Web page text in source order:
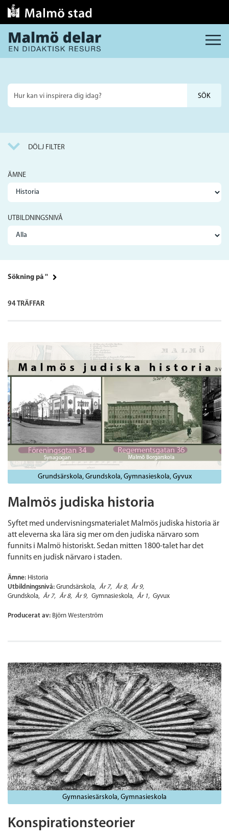
MENY
Sök
på
DÖLJ FILTER
ÄMNE
UTBILDNINGSNIVÅ
Sökning på ''
94 TRÄFFAR
Grundsärskola Grundskola Gymnasieskola Gyvux
Malmös judiska historia
Syftet med undervisningsmaterialet Malmös judiska historia är
att eleverna ska lära sig mer om den judiska närvaro som
funnits i Malmö historiskt. Sedan mitten 1800-talet har det
funnits en judisk närvaro i staden.
Ämne: Historia
Utbildningsnivå: Grundsärskola År 7 År 8
År 9
Grundskola
År 7 År 8 År 9 Gymnasieskola År 1 Gyvux
Producerat av: Björn Westerström
Gymnasiesärskola Gymnasieskola
Konspirationsteorier